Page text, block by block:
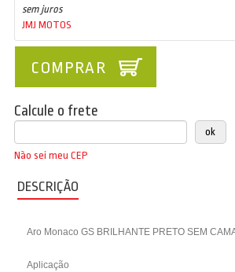
sem juros
COMPRAR
JMJ MOTOS
Calcule o frete
Não sei meu CEP
DESCRIÇÃO
Aro Monaco GS BRILHANTE PRETO SEM
Aplicação